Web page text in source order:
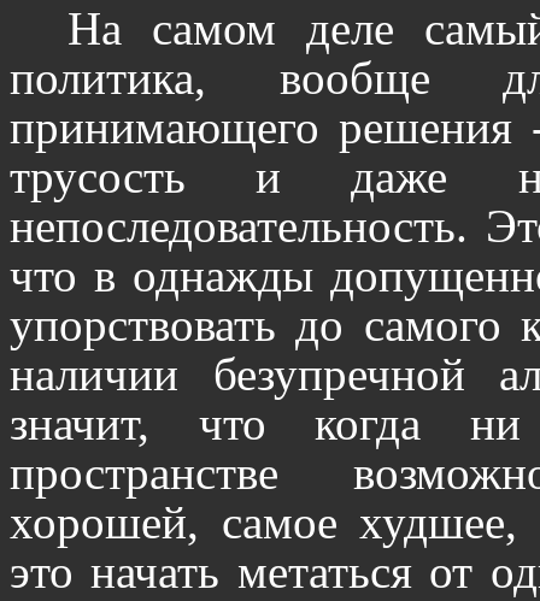
На самом деле
политика, вообще
принимающего решения
трусость и даже
непоследовательность.
что в однажды
упорствовать до
наличии безупречной
значит, что когда
пространстве
хорошей, самое
это начать метаться от